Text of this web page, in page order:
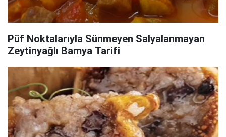
Püf Noktalarıyla Sünmeyen Salyalanmayan
Zeytinyağlı Bamya Tarifi